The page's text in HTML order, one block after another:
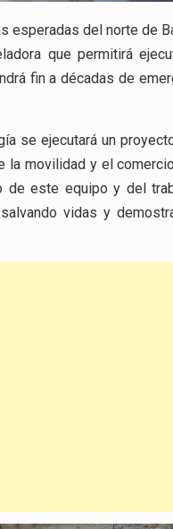
esperadas del norte de
que permitirá
fin a décadas de
se ejecutará un
movilidad y el
este equipo y del
vidas y